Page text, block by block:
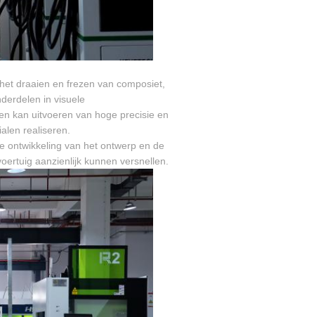
draaien en frezen van composiet,
in visuele
kan uitvoeren van hoge precisie en
realiseren.
ontwikkeling van het ontwerp en de
aanzienlijk kunnen versnellen.